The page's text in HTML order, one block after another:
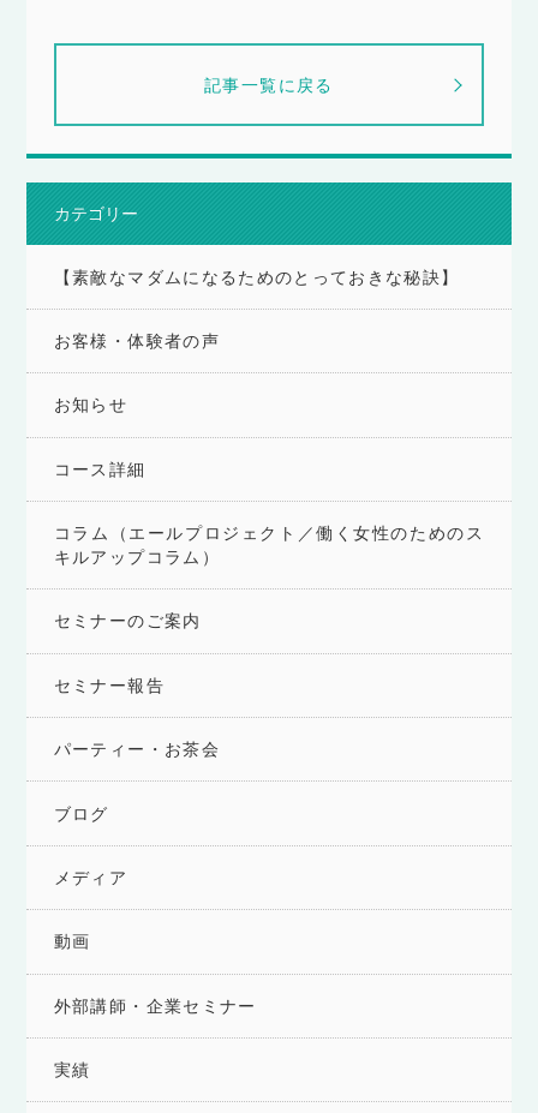
記事一覧に戻る
カテゴリー
【素敵なマダムになるためのとっておきな秘訣】
お客様・体験者の声
お知らせ
コース詳細
コラム（エールプロジェクト／働く女性のためのス
キルアップコラム）
セミナーのご案内
セミナー報告
パーティー・お茶会
ブログ
メディア
動画
外部講師・企業セミナー
実績